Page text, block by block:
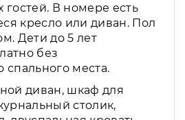
гостей. В номере есть
кресло или диван. Пол
Дети до 5 лет
без
спального места.
диван, шкаф для
столик,